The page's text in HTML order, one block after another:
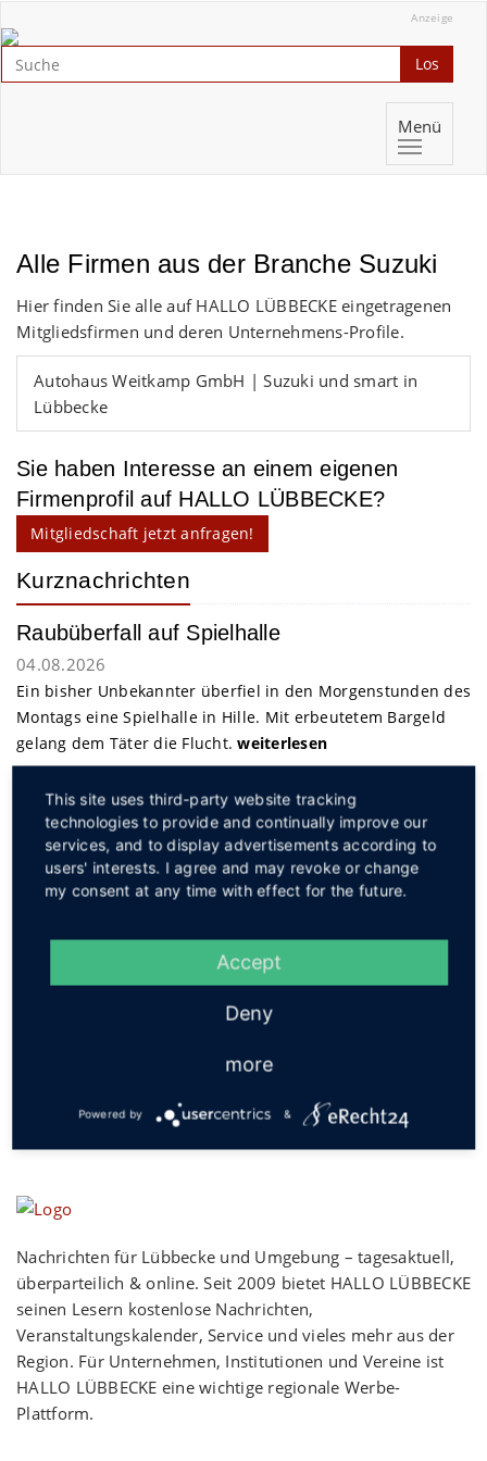
Anzeige
Los
Menü
Alle Firmen aus der Branche Suzuki
Hier finden Sie alle auf HALLO LÜBBECKE eingetragenen
Mitgliedsfirmen und deren Unternehmens-Profile.
Autohaus Weitkamp GmbH | Suzuki und smart in
Lübbecke
Sie haben Interesse an einem eigenen
Firmenprofil auf HALLO LÜBBECKE?
Mitgliedschaft jetzt anfragen!
Kurznachrichten
Raubüberfall auf Spielhalle
04.08.2026
Ein bisher Unbekannter überfiel in den Morgenstunden des
Montags eine Spielhalle in Hille. Mit erbeutetem Bargeld
gelang dem Täter die Flucht.weiterlesen
Service
Social
Nachrichten für Lübbecke und Umgebung – tagesaktuell,
überparteilich & online. Seit 2009 bietet HALLO LÜBBECKE
seinen Lesern kostenlose Nachrichten,
Veranstaltungskalender, Service und vieles mehr aus der
Region. Für Unternehmen, Institutionen und Vereine ist
HALLO LÜBBECKE eine wichtige regionale Werbe-
Plattform.
This site uses third-party website tracking
technologies to provide and continually improve our
services, and to display advertisements according to
users' interests. I agree and may revoke or change
my consent at any time with effect for the future.
Accept
Deny
more
Powered by &